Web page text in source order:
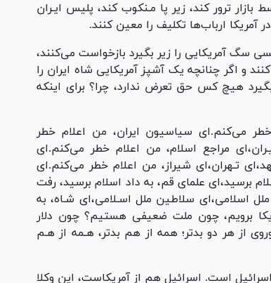
ترور کند، زیر پا مـنکوب کند، پلیس ایـران
آمریکا ارباب‌ها تکلیف را معین کنند.
سگ آمریکایی را زیر بگیرد بازخواست می‌کنند،
و اگر چنانچه یک آشپز آمریکایی شاه ایران را
بگیرد هیچ کس حق تعرض ندارد، چرا؟ برای اینکه
خطر می‌کنم.‌ای سیاسیون ایران، من اعلام خطر
مراجع اسلام، من اعلام خطر می‌کنم.‌ای
تـهران،‌ای شیراز، من اعلام خطر می‌کنم.‌ای
برسید،‌ای علمای قم، به داد اسلام برسید، رفت
اسلامی،‌ای سلاطین ملل اسـلامی،‌ای شـاه، به
برویم، چون ملت ضعیفی هستیم؟ چون دلار
از هر دو بدتر؛ همه از هم بدتر، هـمه از هـم
است. اسرائیل هم از آمریکاست، این وکلا